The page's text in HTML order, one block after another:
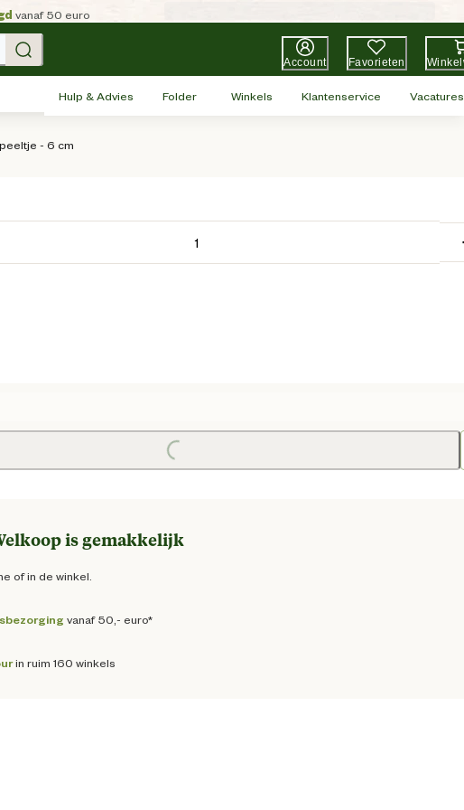
vanaf 50 euro
Account Favorieten
Hulp & Advies Folder Winkels Klantenservice Vacatures
- 6 cm
is gemakkelijk
of in de winkel.
vanaf 50,- euro*
in ruim 160 winkels